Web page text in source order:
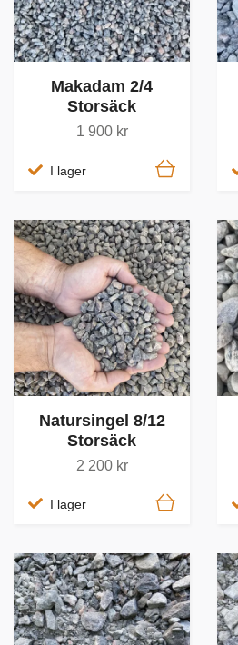
Makadam 2/4
Storsäck
1 900 kr
I lager
Natursingel 8/12
Storsäck
2 200 kr
I lager